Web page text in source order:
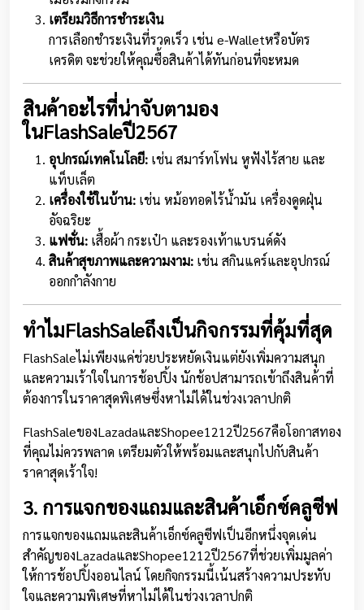
เตรียมวิธีการชำระเงิน
การเลือกชำระเงินที่รวดเร็ว เช่น e-Walletหรือบัตร
เครดิต จะช่วยให้คุณซื้อสินค้าได้ทันก่อนที่จะหมด
สินค้าอะไรที่น่าจับตามอง
ในFlashSaleปี2567
อุปกรณ์เทคโนโลยี: เช่น สมาร์ทโฟน หูฟังไร้สาย และ
แท็บเล็ต
เครื่องใช้ในบ้าน: เช่น หม้อทอดไร้น้ำมัน เครื่องดูดฝุ่น
อัจฉริยะ
แฟชั่น: เสื้อผ้า กระเป๋า และรองเท้าแบรนด์ดัง
สินค้าสุขภาพและความงาม: เช่น สกินแคร์และอุปกรณ์
ออกกำลังกาย
ทำไมFlashSaleถึงเป็นกิจกรรมที่คุ้มที่สุด
FlashSaleไม่เพียงแค่ช่วยประหยัดเงินแต่ยังเพิ่มความสนุก
และความเร้าใจในการช้อปปิ้ง นักช้อปสามารถเข้าถึงสินค้าที่
ต้องการในราคาสุดพิเศษซึ่งหาไม่ได้ในช่วงเวลาปกติ
FlashSaleของLazadaและShopee1212ปี2567คือโอกาสทอง
ที่คุณไม่ควรพลาด เตรียมตัวให้พร้อมและสนุกไปกับสินค้า
ราคาสุดเร้าใจ!
3. การแจกของแถมและสินค้าเอ็กซ์คลูซีฟ
การแจกของแถมและสินค้าเอ็กซ์คลูซีฟเป็นอีกหนึ่งจุดเด่น
สำคัญของLazadaและShopee1212ปี2567ที่ช่วยเพิ่มมูลค่า
ให้การช้อปปิ้งออนไลน์ โดยกิจกรรมนี้เน้นสร้างความประทับ
ใจและความพิเศษที่หาไม่ได้ในช่วงเวลาปกติ